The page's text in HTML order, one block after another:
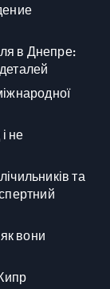
в Днепре:
не
та
вони